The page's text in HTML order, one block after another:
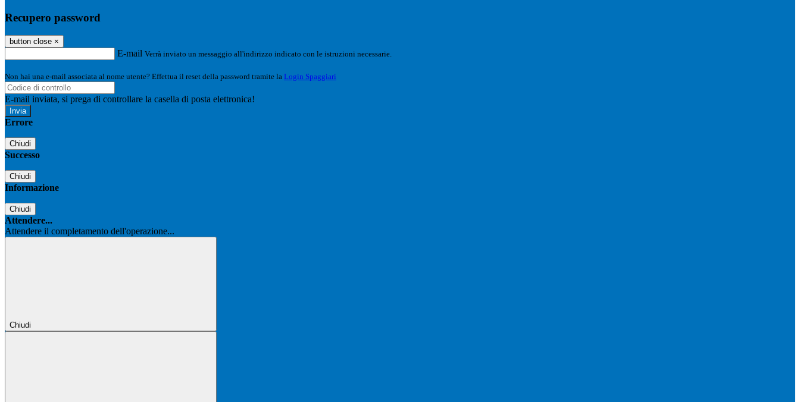
Recupero password
button close ×
E-mail Verrà inviato un messaggio all'indirizzo indicato con le istruzioni necessarie.
Non hai una e-mail associata al nome utente? Effettua il reset della password tramite la Login Spaggiari
E-mail inviata, si prega di controllare la casella di posta elettronica!
Errore
Chiudi
Successo
Chiudi
Informazione
Chiudi
Attendere...
Attendere il completamento dell'operazione...
Chiudi